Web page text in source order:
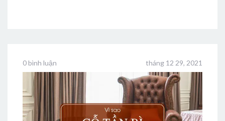
0 bình luận tháng 12 29, 2021